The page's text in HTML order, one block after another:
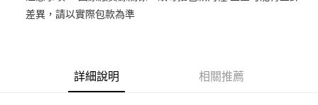
法說明評估內容。
帳／街口支付／iPASS MONEY」等通路繳費。
３．安心：先確認商品／服務後，再付款。
結帳頁面，進行簡訊認證並確認金額後，即可完成結帳。
２．訂單成立數日內，您將收到繳費通知簡訊。
３．收到繳費通知簡訊後14天內，點擊此簡訊中的連結，可透過四大超商／
付款後7-11取貨
差異，請以實際包款為準
詳細說明 相關推薦